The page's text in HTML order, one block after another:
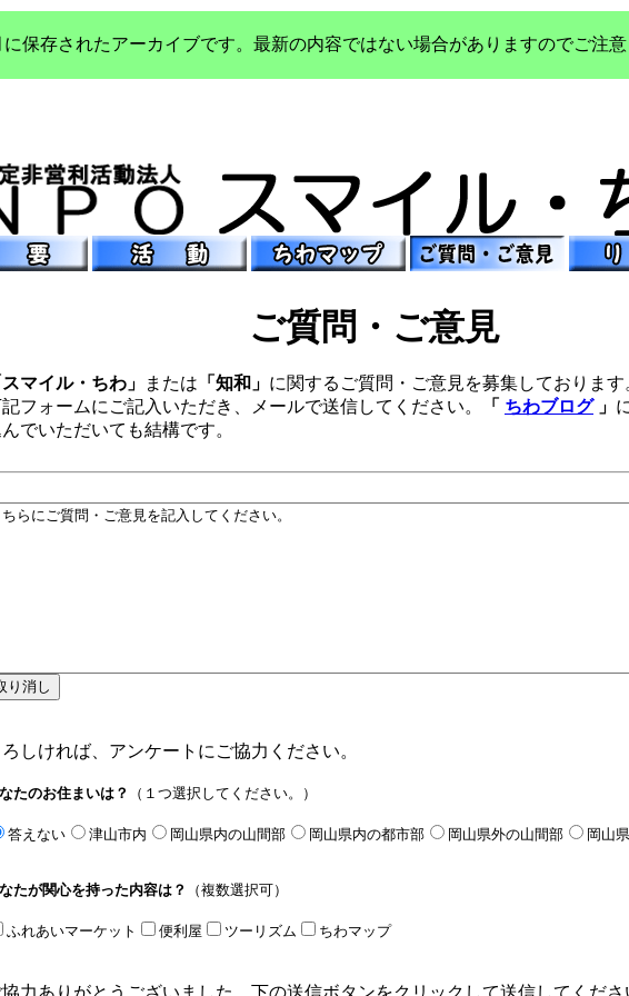
に保存されたアーカイブです。最新の内容ではない場合がありますのでご注
ご質問・ご意見
マイル・ちわ」 または 「知和」 に関するご質問・ご意見を募集しております
フォームにご記入いただき、メールで送信してください。
「 ちわブログ」
でいただいても結構です。
しければ、アンケートにご協力ください。
たのお住まいは？ （１つ選択してください。）
答えない 津山市内 岡山県内の山間部 岡山県内の都市部 岡山県外の山間部 岡山
たが関心を持った内容は？ （複数選択可）
ふれあいマーケット 便利屋 ツーリズム ちわマップ
力ありがとうございました。下の送信ボタンをクリックして送信してくださ